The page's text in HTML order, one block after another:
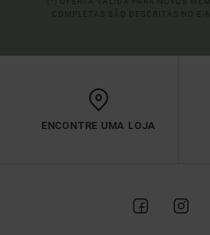
ENCONTRE UMA LOJA